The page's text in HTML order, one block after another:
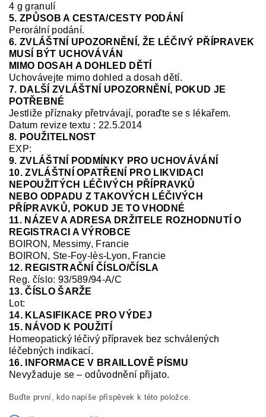
4 g granulí
5. ZPŮSOB A CESTA/CESTY PODÁNÍ
Perorální podání.
6. ZVLÁŠTNÍ UPOZORNĚNÍ, ŽE LÉČIVÝ PŘÍPRAVEK
MUSÍ BÝT UCHOVÁVÁN
MIMO DOSAH A DOHLED DĚTÍ
Uchovávejte mimo dohled a dosahdětí.
7. DALŠÍ ZVLÁŠTNÍ UPOZORNĚNÍ, POKUD JE
POTŘEBNÉ
Jestliže příznaky přetrvávají, poraďte se s lékařem.
Datum revize textu : 22.5.2014
8. POUŽITELNOST
EXP:
9. ZVLÁŠTNÍ PODMÍNKY PRO UCHOVÁVÁNÍ
10. ZVLÁŠTNÍ OPATŘENÍ PRO LIKVIDACI
NEPOUŽITÝCH LÉČIVÝCH PŘÍPRAVKŮ
NEBO ODPADU Z TAKOVÝCH LÉČIVÝCH
PŘÍPRAVKŮ, POKUD JE TO VHODNÉ
11. NÁZEV A ADRESA DRŽITELE ROZHODNUTÍ O
REGISTRACI A VÝROBCE
BOIRON, Messimy, Francie
BOIRON, Ste-Foy- lès-Lyon, Francie
12. REGISTRAČNÍ ČÍSLO/ČÍSLA
Reg. číslo: 93/589/94-A/C
13. ČÍSLO ŠARŽE
Lot:
14. KLASIFIKACE PRO VÝDEJ
15. NÁVOD K POUŽITÍ
Homeopatický léčivý přípravek bez schválených
léčebných indikací.
16. INFORMACE V BRAILLOVĚ PÍSMU
Nevyžaduje se – odůvodnění přijato.
Buďte první, kdo napíše příspěvek k této položce.